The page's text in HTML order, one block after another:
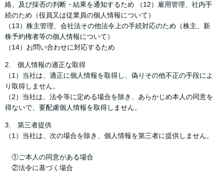
絡、及び採否の判断・結果を通知するため （12）雇用管理、社内手
続のため（役員又は従業員の個人情報について）
（13）株主管理、会社法その他法令上の手続対応のため（株主、新
株予約権者等の個人情報について）
（14）お問い合わせに対応するため
2. 個人情報の適正な取得
（1）当社は、適正に個人情報を取得し、偽りその他不正の手段によ
り取得しません。
（2）当社は、法令等に定める場合を除き、あらかじめ本人の同意を
得ないで、要配慮個人情報を取得しません。
3. 第三者提供
（1）当社は、次の場合を除き、個人情報を第三者に提供しません。
①ご本人の同意がある場合
②法令に基づく場合